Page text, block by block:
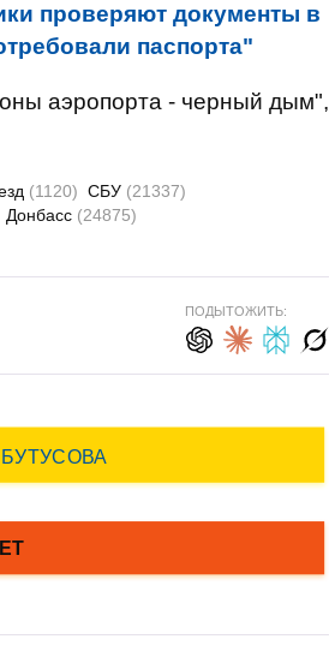
проверяют документы в
паспорта"
аэропорта - черный дым",
(1120) СБУ (21337)
Донбасс (24875)
ПОДЫТОЖИТЬ: